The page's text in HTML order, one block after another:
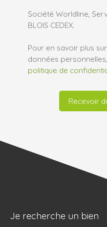
Société Worldline,
BLOIS CEDEX.
Pour en savoir plus
données
politique de
Recevoir
Je recherche un bien